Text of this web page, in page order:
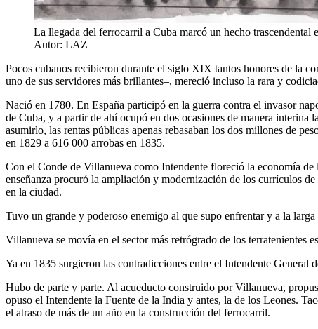
La llegada del ferrocarril a Cuba marcó un hecho trascendental
Autor: LAZ
Pocos cubanos recibieron durante el siglo XIX tantos honores de la
uno de sus servidores más brillantes–, mereció incluso la rara y
Nació en 1780. En España participó en la guerra contra el invasor
de Cuba, y a partir de ahí ocupó en dos ocasiones de manera
asumirlo, las rentas públicas apenas rebasaban los dos millones de
en 1829 a 616 000 arrobas en 1835.
Con el Conde de Villanueva como Intendente floreció la economía
enseñanza procuró la ampliación y modernización de los currículos
en la ciudad.
Tuvo un grande y poderoso enemigo al que supo enfrentar y a la
Villanueva se movía en el sector más retrógrado de los terratenientes
Ya en 1835 surgieron las contradicciones entre el Intendente
Hubo de parte y parte. Al acueducto construido por Villanueva,
opuso el Intendente la Fuente de la India y antes, la de los Leones.
el atraso de más de un año en la construcción del ferrocarril.